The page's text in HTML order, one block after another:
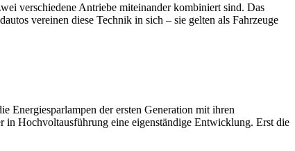
verschiedene Antriebe miteinander kombiniert sind. Das
vereinen diese Technik in sich – sie gelten als Fahrzeuge
Energiesparlampen der ersten Generation mit ihren
in Hochvoltausführung eine eigenständige Entwicklung. Erst die